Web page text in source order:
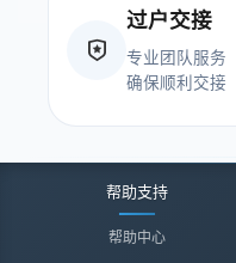
过户交接
专业团队服务
确保顺利交接
帮助支持
帮助中心